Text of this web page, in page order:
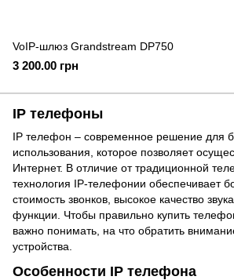
VoIP-шлюз Grandstream DP750
3 200.00 грн
IP телефоны
IP телефон – современное решение для
использования, которое позволяет
Интернет. В отличие от традиционной
технология IP-телефонии обеспечивает
стоимость звонков, высокое качество
функции. Чтобы правильно купить
важно понимать, на что обратить
устройства.
Особенности IP телефона